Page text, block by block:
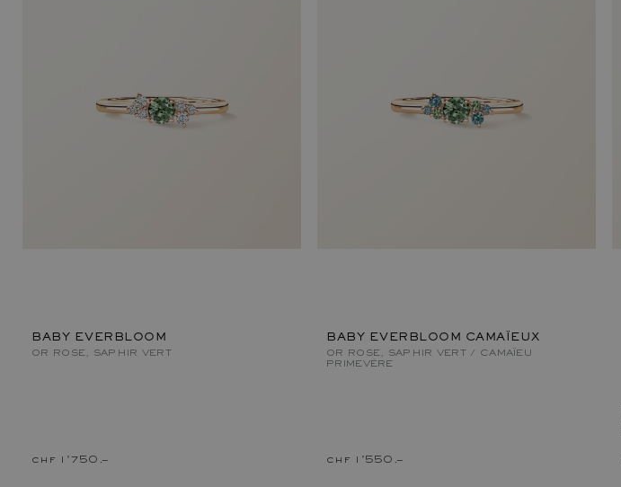
BABY EVERBLOOM
OR ROSE, SAPHIR VERT
chf 1'750.–
BABY EVERBLOOM CAMAÏEUX
OR ROSE, SAPHIR VERT / CAMAÏEU
PRIMEVÈRE
chf 1'550.–